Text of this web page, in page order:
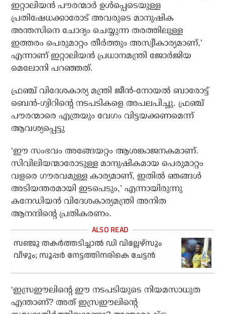
ഇറ്റാലിയന്‍ പൗരന്മാര്‍ ഉള്‍പ്പെടെയുള്ള
പ്രതിഷേധക്കാരോട് അവരുടെ മാനുഷിക
അന്തസിനെ ചോദ്യം ചെയ്യുന്ന തരത്തിലുള്ള
ഇത്തരം പെരുമാറ്റം തീര്‍ത്തും അസ്വീകാര്യമാണ്,’
എന്നാണ് ഇറ്റാലിയന്‍ പ്രധാനമന്ത്രി ജോര്‍ജിയ
മെലോനി പറഞ്ഞത്.
ഫ്രഞ്ച് വിദേശകാര്യ മന്ത്രി ജീന്‍-നോയല്‍ ബാരോട്ട്
ബെന്‍-ഗ്വിറിന്റെ നടപടികളെ അപലപിച്ചു. ഫ്രഞ്ച്
പൗരന്മാരെ എത്രയും വേഗം വിട്ടയക്കണമെന്ന്
ആവശ്യപ്പെട്ടു
‘ഈ സംഭവം അങ്ങേയറ്റം ആശങ്കാജനകമാണ്.
സിവിലിയന്മാരോടുള്ള മാനുഷികമായ പെരുമാറ്റം
വളരെ ഗൗരവമുള്ള കാര്യമാണ്, ഇതില്‍ ഞങ്ങള്‍
അടിയന്തരമായി ഇടപെടും,’ എന്നായിരുന്നു
കനേഡിയന്‍ വിദേശകാര്യമന്ത്രി അനിത
ആനന്ദിന്റെ പ്രതികരണം.
സഞ്ജു തകര്‍ത്തടിച്ചാല്‍ ഡി വില്ലേഴ്സും
വീഴും; സൂപ്പര്‍ നേട്ടത്തിനരികെ ചേട്ടന്‍
‘ഇസ്രഈലിന്റെ ഈ നടപടിയുടെ നിയമസാധുത
എന്താണ്? അത് ഇസ്രഈലിന്റെ